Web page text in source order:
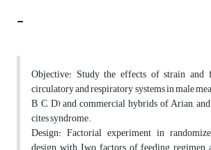
-
Objective: Study the effects of strain and
circulatory and respiratory systems in male
B, C, D) and commercial hybrids of Arian,
cites syndrome.
Design: Factorial experiment in